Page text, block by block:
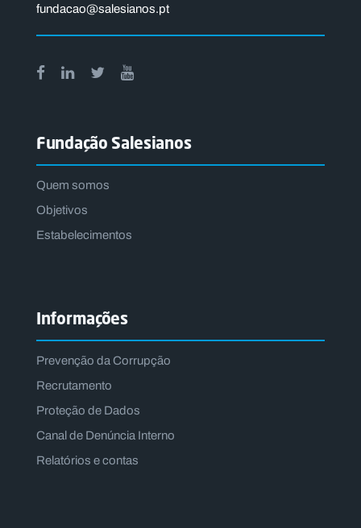
fundacao@salesianos.pt
Fundação Salesianos
Quem somos
Objetivos
Estabelecimentos
Informações
Prevenção da Corrupção
Recrutamento
Proteção de Dados
Canal de Denúncia Interno
Relatórios e contas
Vem
trabalh
ar
connos
co